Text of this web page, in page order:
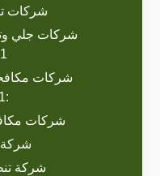
شركات
شركات جلي
شركات
:0501640311
شركات
شركة
شركة